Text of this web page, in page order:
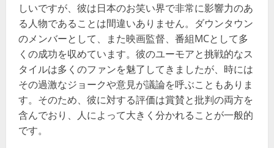
しいですが、彼は日本のお笑い界で非常に影響力のあ
る人物であることは間違いありません。ダウンタウン
のメンバーとして、また映画監督、番組MCとして多
くの成功を収めています。彼のユーモアと挑戦的なス
タイルは多くのファンを魅了してきましたが、時には
その過激なジョークや意見が議論を呼ぶこともありま
す。そのため、彼に対する評価は賞賛と批判の両方を
含んでおり、人によって大きく分かれることが一般的
です。